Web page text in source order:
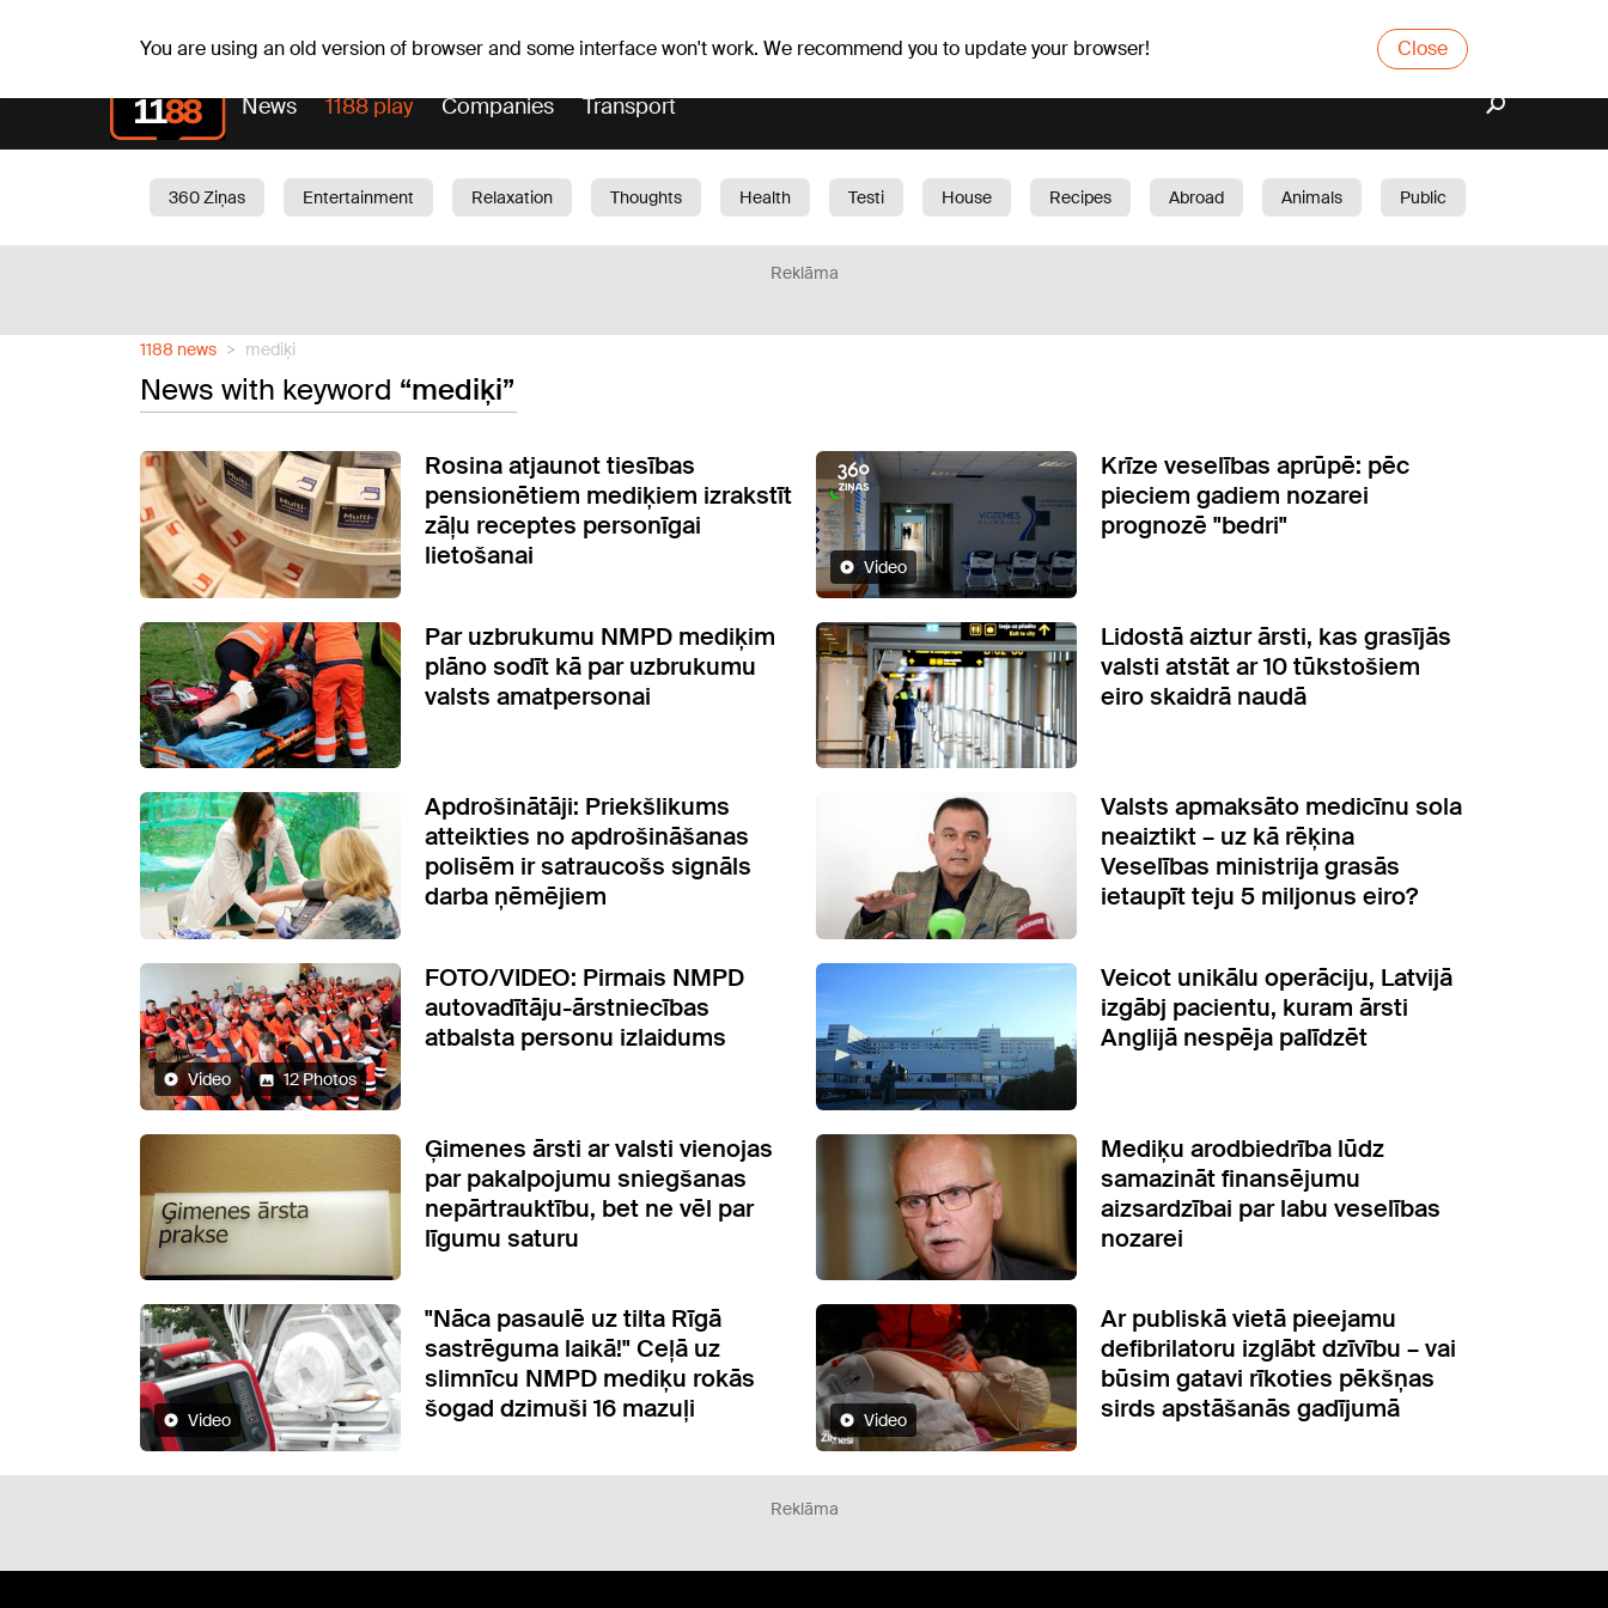
You are using an old version of browser and some interface won't work. We recommend you to update your browser! Close
News 1188 play Companies Transport
360 Ziņas Entertainment Relaxation Thoughts Health Testi House Recipes Abroad Animals
Public
Reklāma
1188 news mediķi
News with keyword “mediķi”
Rosina atjaunot tiesības
pensionētiem mediķiem izrakstīt
zāļu receptes personīgai
lietošanai
Video
Krīze veselības aprūpē: pēc
pieciem gadiem nozarei
prognozē "bedri"
Par uzbrukumu NMPD mediķim
plāno sodīt kā par uzbrukumu
valsts amatpersonai
Lidostā aiztur ārsti, kas grasījās
valsti atstāt ar 10 tūkstošiem
eiro skaidrā naudā
Apdrošinātāji: Priekšlikums
atteikties no apdrošināšanas
polisēm ir satraucošs signāls
darba ņēmējiem
Valsts apmaksāto medicīnu sola
neaiztikt – uz kā rēķina
Veselības ministrija grasās
ietaupīt teju 5 miljonus eiro?
Video 12 Photos
FOTO/VIDEO: Pirmais NMPD
autovadītāju-ārstniecības
atbalsta personu izlaidums
Veicot unikālu operāciju, Latvijā
izgābj pacientu, kuram ārsti
Anglijā nespēja palīdzēt
Ģimenes ārsti ar valsti vienojas
par pakalpojumu sniegšanas
nepārtrauktību, bet ne vēl par
līgumu saturu
Mediķu arodbiedrība lūdz
samazināt finansējumu
aizsardzībai par labu veselības
nozarei
Video
"Nāca pasaulē uz tilta Rīgā
sastrēguma laikā!" Ceļā uz
slimnīcu NMPD mediķu rokās
šogad dzimuši 16 mazuļi
Video
Ar publiskā vietā pieejamu
defibrilatoru izglābt dzīvību – vai
būsim gatavi rīkoties pēkšņas
sirds apstāšanās gadījumā
Reklāma